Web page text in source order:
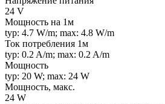
24 V
Мощность на 1м
typ: 4.7 W/m; max: 4.8 W/m
Ток потребления 1м
typ: 0.2 A/m; max: 0.2 A/m
Мощность
typ: 20 W; max: 24 W
Мощность, макс.
24 W